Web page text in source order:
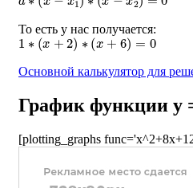
То есть у нас получается:
1∗(x+2)∗(x +6)=0
Основной калькулятор для
График функции y
[plotting_graphs